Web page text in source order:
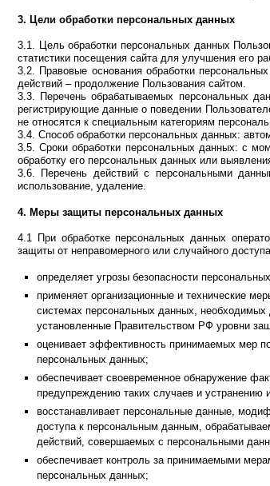
3. Цели обработки персональных данных
3.1. Цель обработки персональных данных
статистики посещения сайта для улучшения его
3.2. Правовые основания обработки
действий – продолжение Пользования сайтом.
3.3. Перечень обрабатываемых персональных
регистрирующие данные о поведении
не относятся к специальным категориям
3.4. Способ обработки персональных данных:
3.5. Сроки обработки персональных данных: с
обработку его персональных данных или
3.6. Перечень действий с персональными
использование, удаление.
4. Меры защиты персональных данных
4.1 При обработке персональных данных
защиты от неправомерного или случайного
определяет угрозы безопасности
применяет организационные и технические
системах персональных данных,
установленные Правительством РФ уровни
оценивает эффективность принимаемых мер
персональных данных;
обеспечивает своевременное обнаружение
предупреждению таких случаев и устранению
восстанавливает персональные данные,
доступа к персональным данным,
действий, совершаемых с персональными
обеспечивает контроль за принимаемыми
персональных данных;